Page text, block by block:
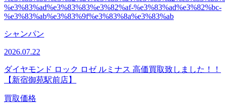
シャンパン
2026.07.22
ダイヤモンド ロック ロゼ ルミナス 高価買取致しました！！
【新宿御苑駅前店】
買取価格